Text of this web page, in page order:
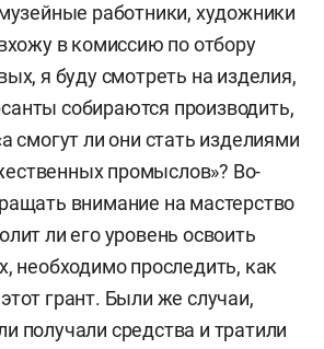
работники, художники
в комиссию по отбору
я буду смотреть на изделия,
собираются производить,
смогут ли они стать изделиями
промыслов»? Во-
внимание на мастерство
ли его уровень освоить
необходимо проследить, как
грант. Были же случаи,
получали средства и тратили